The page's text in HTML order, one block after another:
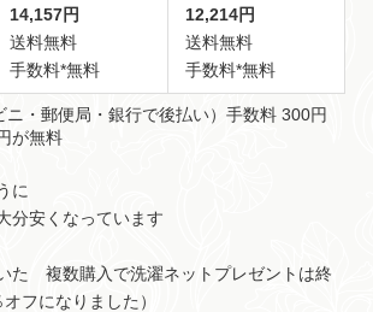
14,157円
送料無料
手数料*無料
12,214円
送料無料
手数料*無料
ニ・郵便局・銀行で後払い）手数料 300円
が無料
に
分安くなっています
た 複数購入で洗濯ネットプレゼントは終
フになりました）